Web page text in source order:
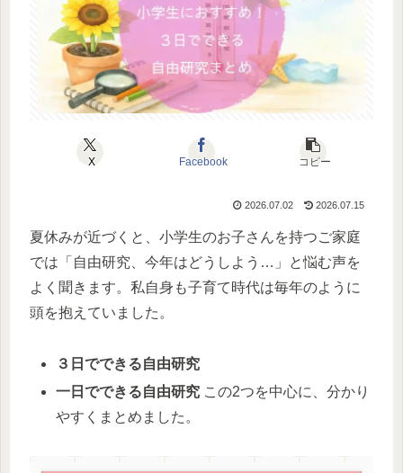
X Facebook コピー
2026.07.02 2026.07.15
夏休みが近づくと、小学生のお子さんを持つご家庭
では「自由研究、今年はどうしよう…」と悩む声を
よく聞きます。私自身も子育て時代は毎年のように
頭を抱えていました。
３日でできる自由研究
一日でできる自由研究 この2つを中心に、分かり
やすくまとめました。